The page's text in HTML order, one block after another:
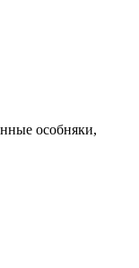
особняки,